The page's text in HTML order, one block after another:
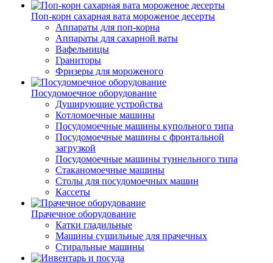
Поп-корн сахарная вата мороженое десерты
Аппараты для поп-корна
Аппараты для сахарной ваты
Вафельницы
Граниторы
Фризеры для мороженого
Посудомоечное оборудование
Душирующие устройства
Котломоечные машины
Посудомоечные машины купольного типа
Посудомоечные машины с фронтальной
загрузкой
Посудомоечные машины туннельного типа
Стаканомоечные машины
Столы для посудомоечных машин
Кассеты
Прачечное оборудование
Катки гладильные
Машины сушильные для прачечных
Стиральные машины